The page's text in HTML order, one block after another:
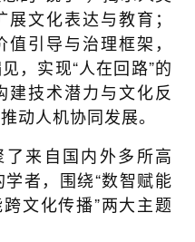
文化表达与教育；
引导与治理框架，
，实现“人在回路”的
建技术潜力与文化反
动人机协同发展。
来自国内外多所高
者，围绕“数智赋能
文化传播”两大主题